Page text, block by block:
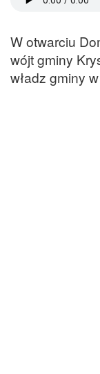
W otwarciu
wójt gminy
władz gminy